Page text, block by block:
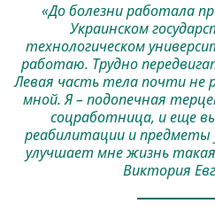
«До болезни работала
Украинском
технологическом
работаю. Трудно
Левая часть тела почти не
мной. Я – подопечная
соцработница, и еще
реабилитации и предметы
улучшает мне жизнь
Виктория